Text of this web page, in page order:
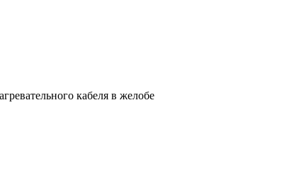
кабеля в желобе